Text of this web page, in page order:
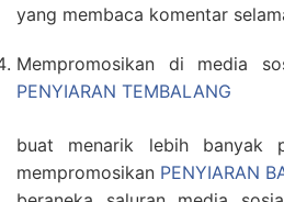
yang membaca komentar
Mempromosikan di media
PENYIARAN TEMBALANG
buat menarik lebih banyak
mempromosikan PENYIARAN